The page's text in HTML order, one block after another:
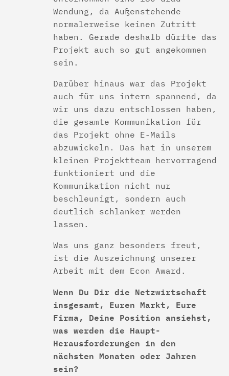
Wendung, da Außenstehende
normalerweise keinen Zutritt
haben. Gerade deshalb dürfte das
Projekt auch so gut angekommen
sein.
Darüber hinaus war das Projekt
auch für uns intern spannend, da
wir uns dazu entschlossen haben,
die gesamte Kommunikation für
das Projekt ohne E-Mails
abzuwickeln. Das hat in unserem
kleinen Projektteam hervorragend
funktioniert und die
Kommunikation nicht nur
beschleunigt, sondern auch
deutlich schlanker werden
lassen.
Was uns ganz besonders freut,
ist die Auszeichnung unserer
Arbeit mit dem Econ Award.
Wenn Du Dir die Netzwirtschaft
insgesamt, Euren Markt, Eure
Firma, Deine Position ansiehst,
was werden die Haupt-
Herausforderungen in den
nächsten Monaten oder Jahren
sein?